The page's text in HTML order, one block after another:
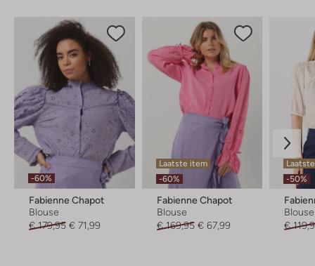
-60%
Fabienne Chapot
Blouse
€ 179,95 € 71,99
Laatste item
-60%
Fabienne Chapot
Blouse
€ 169,95 € 67,99
-50%
Blouse
€